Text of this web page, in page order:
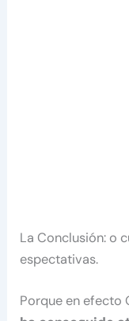
La Conclusión: o
espectativas.
Porque en efecto